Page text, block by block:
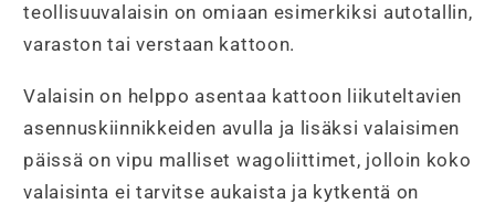
teollisuuvalaisin on omiaan esimerkiksi autotallin,
varaston tai verstaan kattoon.
Valaisin on helppo asentaa kattoon liikuteltavien
asennuskiinnikkeiden avulla ja lisäksi valaisimen
päissä on vipu malliset wagoliittimet, jolloin koko
valaisinta ei tarvitse aukaista ja kytkentä on